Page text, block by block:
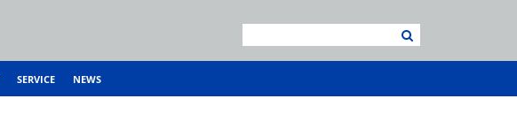
SERVICE NEWS